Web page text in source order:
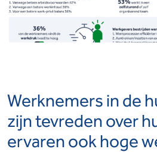
Werknemers in de
zijn tevreden over
ervaren ook hoge